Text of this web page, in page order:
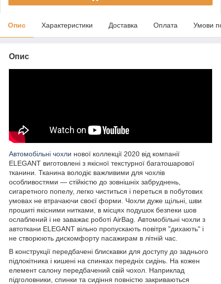
Опис Характеристики Доставка Оплата Умови
Опис
Автомобільні чохли нової коллекції 2020 від компанії
ELEGANT виготовлені з якісної текстурної багатошарової
тканини. Тканина володіє важливими для чохлів
особливостями — стійкістю до зовнішніх забруднень,
сигаретного попелу, легко чиститься і переться в побутових
умовах не втрачаючи своєї форми. Чохли дуже щільні, шви
прошиті якісними нитками, в місцях подушок безпеки шов
ослаблений і не заважає роботі AirBag. Автомобільні чохли з
автоткани ELEGANT вільно пропускають повітря "дихають" і
не створюють дискомфорту пасажирам в літній час.
В конструкції передбачені блискавки для доступу до заднього
підлокітника і кишені на спинках передніх сидінь. На кожен
елемент салону передбачений свій чохол. Наприклад
підголовники, спинки та сидіння повністю закриваються